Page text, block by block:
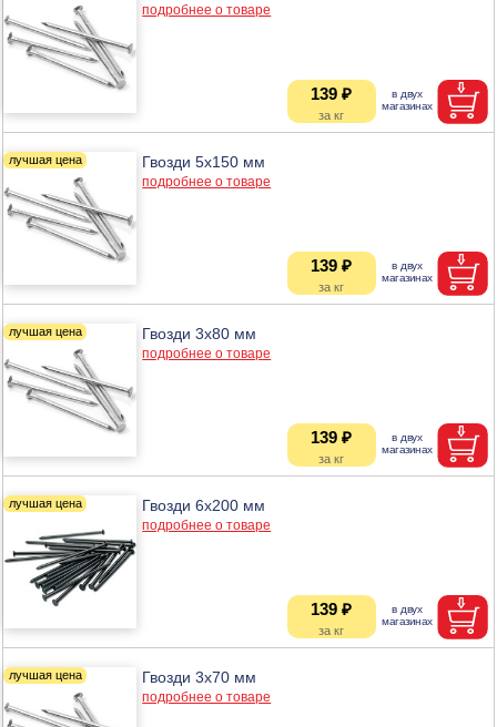
подробнее о товаре
139 ₽
Гвозди 5х150 мм
подробнее о товаре
139 ₽
Гвозди 3х80 мм
подробнее о товаре
139 ₽
Гвозди 6х200 мм
подробнее о товаре
139 ₽
Гвозди 3х70 мм
подробнее о товаре